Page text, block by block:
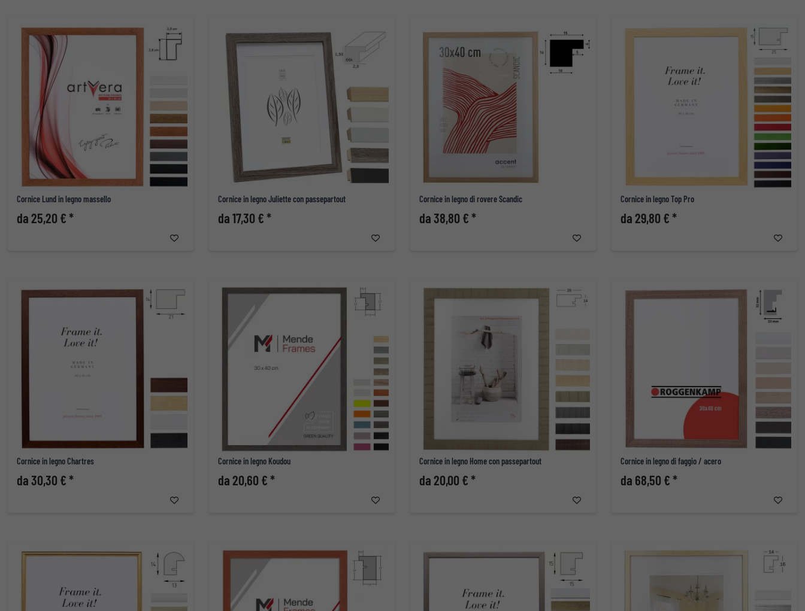
Cornice Lund in legno massello
da 25,20 € *
Cornice in legno Juliette con passepartout
da 17,30 € *
Cornice in legno di rovere Scandic
da 38,80 € *
Cornice in legno Top Pro
da 29,80 € *
Cornice in legno Chartres
da 30,30 € *
Cornice in legno Koudou
da 20,60 € *
Cornice in legno Home con passepartout
da 20,00 € *
Cornice in legno di faggio / acero
da 68,50 € *